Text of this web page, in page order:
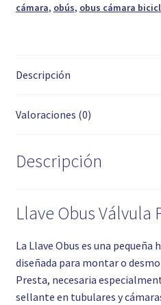
cámara, obús, obus cámara
Descripción
Valoraciones (0)
Descripción
Llave Obus Válvula
La Llave Obus es una
diseñada para montar o
Presta, necesaria
sellante en tubulares y